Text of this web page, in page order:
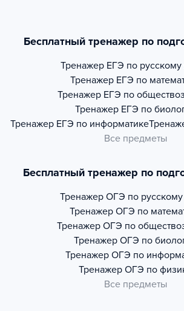
Бесплатный тренажер по
Тренажер ЕГЭ по русскому
Тренажер ЕГЭ по
Тренажер ЕГЭ по
Тренажер ЕГЭ по
Тренажер ЕГЭ по информатике
Все предметы
Бесплатный тренажер по
Тренажер ОГЭ по
Тренажер ОГЭ по
Тренажер ОГЭ по
Тренажер ОГЭ по
Тренажер ОГЭ по
Тренажер ОГЭ по
Все предметы